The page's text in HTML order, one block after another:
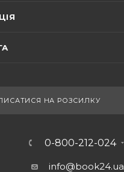
НА РОЗСИЛКУ
0-800-212-024
info@book24.ua